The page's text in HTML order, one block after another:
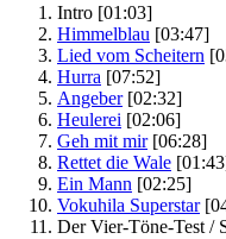
Intro [01:03]
Himmelblau [03:47]
Lied vom Scheitern
Hurra [07:52]
Angeber [02:32]
Heulerei [02:06]
Geh mit mir [06:28]
Rettet die Wale
Ein Mann [02:25]
Vokuhila Superstar
Der Vier-Töne-Test /